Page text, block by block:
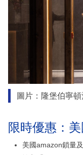
圖片：隆堡伯寧
限時優惠：
美國amazon鎖量